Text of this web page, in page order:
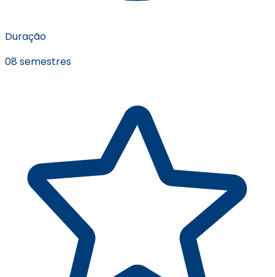
Duração
08 semestres